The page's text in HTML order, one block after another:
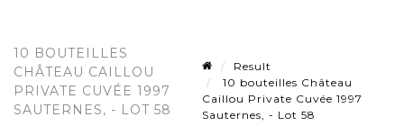
10 BOUTEILLES
CHÂTEAU CAILLOU
PRIVATE CUVÉE 1997
SAUTERNES, - LOT 58
Result
10 bouteilles Château
Caillou Private Cuvée 1997
Sauternes, - Lot 58